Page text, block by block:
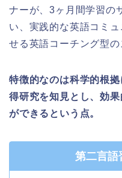
ナーが、3ヶ月間学習の
い、実践的な英語コミ
せる英語コーチング型の
特徴的なのは科学的根
得研究を知見とし、効
ができるという点。
第二言語